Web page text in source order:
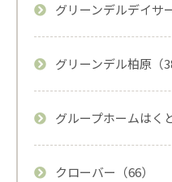
グリーンデルデイサ
グリーンデル柏原（
グループホームはく
クローバー（66）